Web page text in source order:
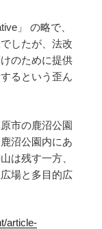
」 の略で、
したが、法改
のために提供
るという歪ん
市の鹿沼公園
沼公園内にあ
は残す一方、
場と多目的広
article-